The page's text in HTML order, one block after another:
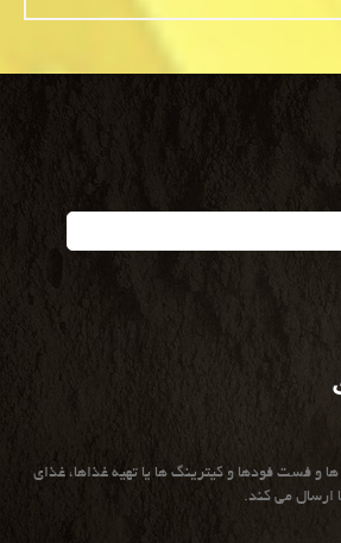
و فست فودها و كیترینگ ها یا تهیه غذاها، غذای
ارسال می كند.